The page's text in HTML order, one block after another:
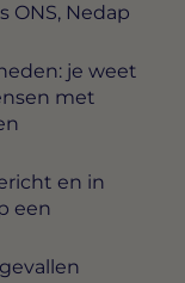
ONS, Nedap
je weet
met
en in
een